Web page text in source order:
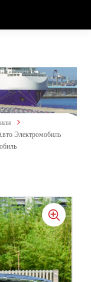
Электромобиль